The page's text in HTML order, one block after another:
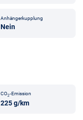
Anhängerkupplung
Nein
CO2-Emission
225 g/km